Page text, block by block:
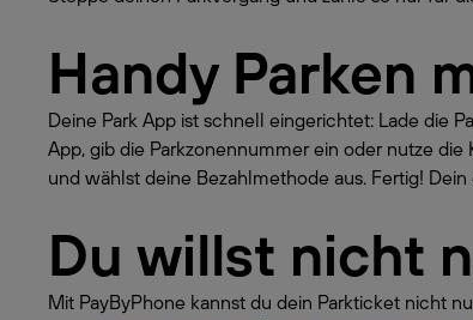
Handy Parken
Deine Park App ist schnell eingerichtet: Lade die
App, gib die Parkzonennummer ein oder nutze
und wählst deine Bezahlmethode aus. Fertig!
Du willst nicht
Mit PayByPhone kannst du dein Parkticket nicht